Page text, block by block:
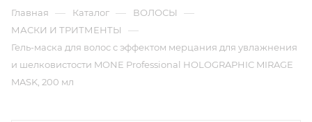
Главная — Каталог — ВОЛОСЫ —
МАСКИ И ТРИТМЕНТЫ —
Гель-маска для волос с эффектом мерцания для увлажнения
и шелковистости MONE Professional HOLOGRAPHIC MIRAGE
MASK, 200 мл